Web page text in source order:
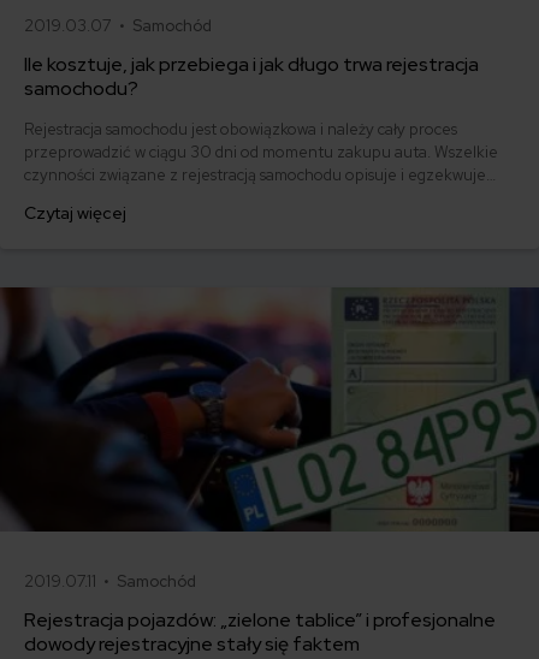
2019.03.07 • Samochód
Ile kosztuje, jak przebiega i jak długo trwa rejestracja
samochodu?
Rejestracja samochodu jest obowiązkowa i należy cały proces
przeprowadzić w ciągu 30 dni od momentu zakupu auta. Wszelkie
czynności związane z rejestracją samochodu opisuje i egzekwuje
składa wniosek o rejestrację samochodu, a tej dokonuje wydając
Czytaj więcej
2019.07.11 • Samochód
Rejestracja pojazdów: „zielone tablice” i profesjonalne
dowody rejestracyjne stały się faktem